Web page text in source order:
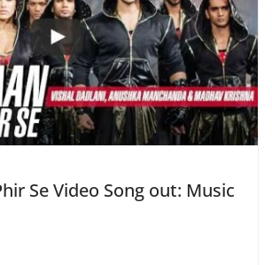
Se Video Song out: Music